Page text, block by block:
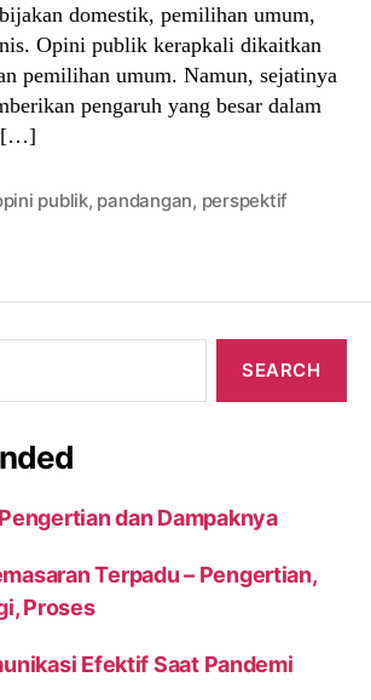
domestik, pemilihan umum,
Opini publik kerapkali dikaitkan
pemilihan umum. Namun, sejatinya
pengaruh yang besar dalam
[…]
publik, pandangan, perspektif
dan Dampaknya
Terpadu – Pengertian,
Proses
Efektif Saat Pandemi